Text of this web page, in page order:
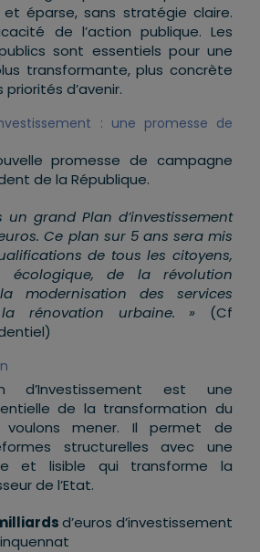
éparse, sans stratégie claire.
de l’action publique. Les
sont essentiels pour une
transformante, plus concrète
d’avenir.
: une promesse de
promesse de campagne
de la République.
un grand Plan d’investissement
Ce plan sur 5 ans sera mis
de tous les citoyens,
de la révolution
modernisation des services
rénovation urbaine. » (Cf
d’Investissement est une
de la transformation du
mener. Il permet de
structurelles avec une
et lisible qui transforme la
de l’Etat.
d’euros d’investissement